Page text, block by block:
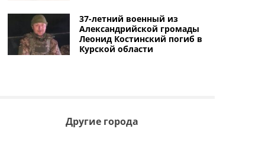
37-летний военный из
Александрийской громады
Леонид Костинский погиб в
Курской области
Другие города